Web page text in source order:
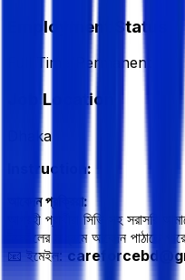
Employment Status
Full Time/Permanent
Job Location
Dhaka
Instruction:
আবেদন প্রক্রিয়া:
আগ্রহী প্রার্থীরা সিভি সহ সরাসরি
ইমেইলের মাধ্যমে আবেদন পাঠাতে
📧 ইমেইল: